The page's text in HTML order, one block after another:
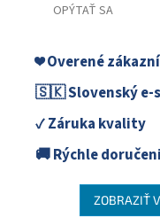
OPÝTAŤ SA
❤️ Overené
🇸🇰 Slovenský e-
✓ Záruka kvality
🚚 Rýchle
ZOBRAZIŤ